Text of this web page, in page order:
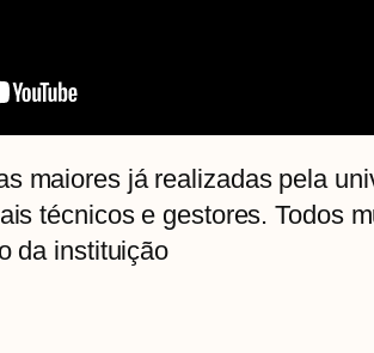
maiores já realizadas pela
técnicos e gestores. Todos
da instituição